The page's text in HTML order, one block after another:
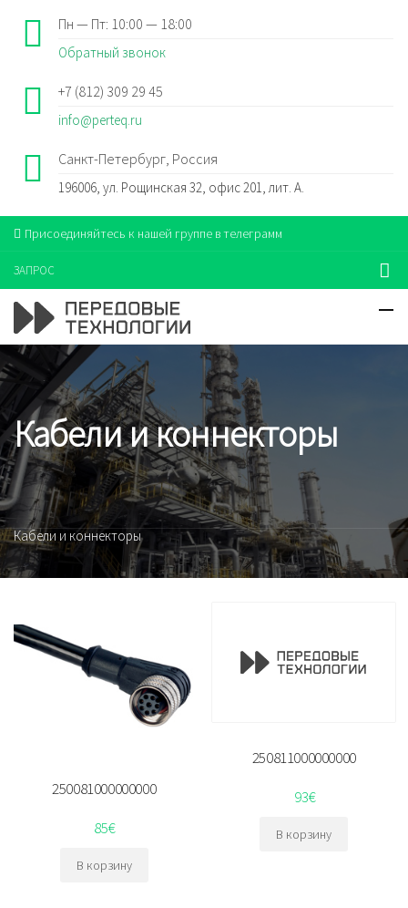
Пн — Пт: 10:00 — 18:00
Обратный звонок
+7 (812) 309 29 45
info@perteq.ru
Санкт-Петербург, Россия
196006, ул. Рощинская 32, офис 201, лит. А.
Присоединяйтесь к нашей группе в телеграмм
ЗАПРОС
Кабели и коннекторы
Кабели и коннекторы
250081000000000
85€
В корзину
250811000000000
93€
В корзину